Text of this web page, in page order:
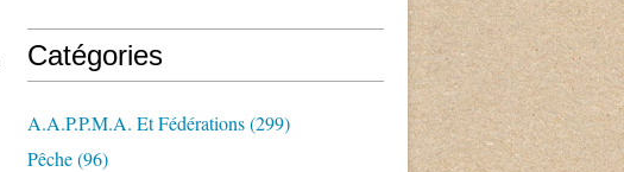
Catégories
A.a.p.p.m.a. Et Fédérations(299)
Pêche(96)